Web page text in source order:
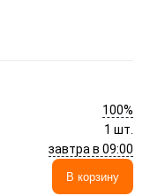
100%
1 шт.
завтра в 09:00
В корзину